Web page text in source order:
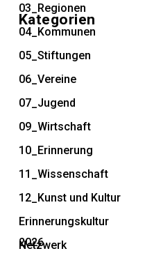
Kategorien
03_Regionen
04_Kommunen
05_Stiftungen
06_Vereine
07_Jugend
09_Wirtschaft
10_Erinnerung
11_Wissenschaft
12_Kunst und Kultur
Erinnerungskultur
Netzwerk
2026